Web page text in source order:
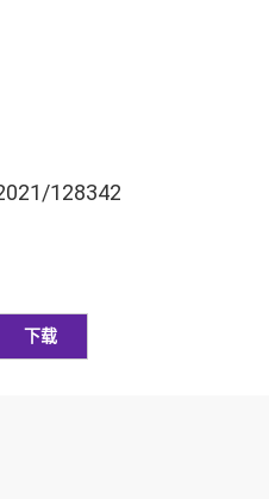
128342
下载